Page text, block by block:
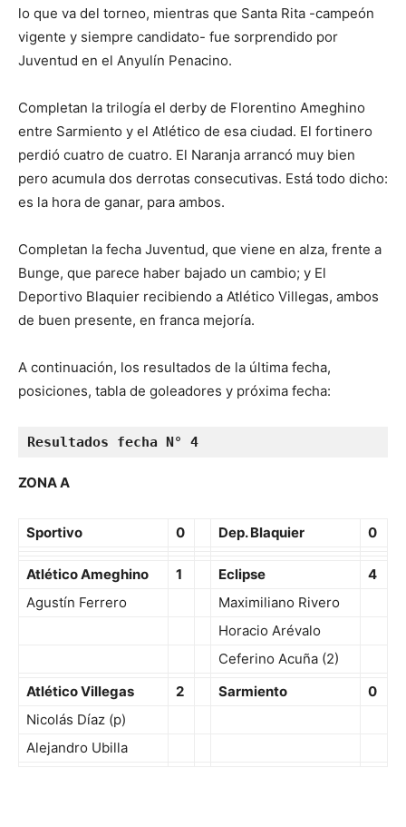
lo que va del torneo, mientras que Santa Rita -campeón
vigente y siempre candidato- fue sorprendido por
Juventud en el Anyulín Penacino.
Completan la trilogía el derby de Florentino Ameghino
entre Sarmiento y el Atlético de esa ciudad. El fortinero
perdió cuatro de cuatro. El Naranja arrancó muy bien
pero acumula dos derrotas consecutivas. Está todo dicho:
es la hora de ganar, para ambos.
Completan la fecha Juventud, que viene en alza, frente a
Bunge, que parece haber bajado un cambio; y El
Deportivo Blaquier recibiendo a Atlético Villegas, ambos
de buen presente, en franca mejoría.
A continuación, los resultados de la última fecha,
posiciones, tabla de goleadores y próxima fecha:
Resultados fecha N° 4
ZONA A
Sportivo 0 Dep. Blaquier 0
Atlético Ameghino 1 Eclipse
4
Agustín Ferrero
Maximiliano Rivero
Horacio Arévalo
Ceferino Acuña (2)
Atlético Villegas
2 Sarmiento
0
Nicolás Díaz (p)
Alejandro Ubilla